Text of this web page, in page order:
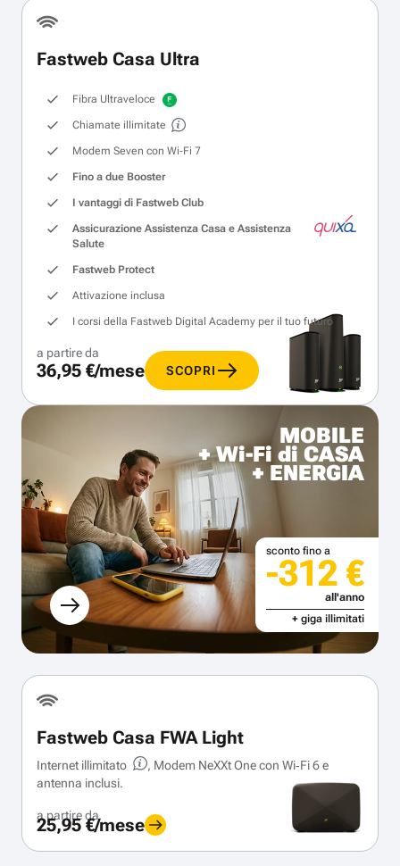
Fastweb Casa Ultra
Fibra Ultraveloce
Chiamate illimitate
Modem Seven con Wi‑Fi 7
Fino a due Booster
I vantaggi di Fastweb Club
Assicurazione Assistenza Casa e Assistenza
Salute
Fastweb Protect
Attivazione inclusa
I corsi della Fastweb Digital Academy per il tuo futuro
a partire da
36,95 €/mese SCOPRI
MOBILE
+ Wi-Fi di CASA
+ ENERGIA
sconto fino a
-312 €
all'anno
+ giga illimitati
Fastweb Casa FWA Light
Internet illimitato
, Modem NeXXt One con Wi‑Fi 6 e
antenna inclusi.
a partire da
25,95 €/mese